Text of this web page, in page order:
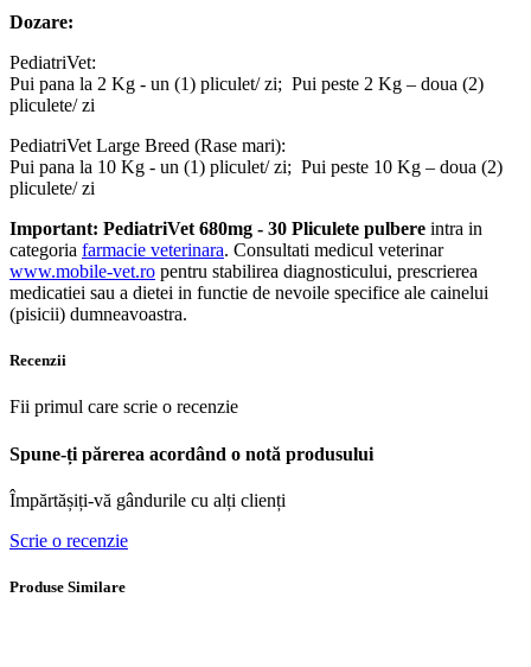
Dozare:
PediatriVet:
Pui pana la 2 Kg - un (1) pliculet/ zi; Pui peste 2 Kg – doua (2)
pliculete/ zi
PediatriVet Large Breed (Rase mari):
Pui pana la 10 Kg - un (1) pliculet/ zi; Pui peste 10 Kg – doua (2)
pliculete/ zi
Important: PediatriVet 680mg - 30 Pliculete pulbere intra in
categoria farmacie veterinara. Consultati medicul veterinar
www.mobile-vet.ro pentru stabilirea diagnosticului, prescrierea
medicatiei sau a dietei in functie de nevoile specifice ale cainelui
(pisicii) dumneavoastra.
Recenzii
Fii primul care scrie o recenzie
Spune-ți părerea acordând o notă produsului
Împărtășiți-vă gândurile cu alți clienți
Scrie o recenzie
Produse Similare